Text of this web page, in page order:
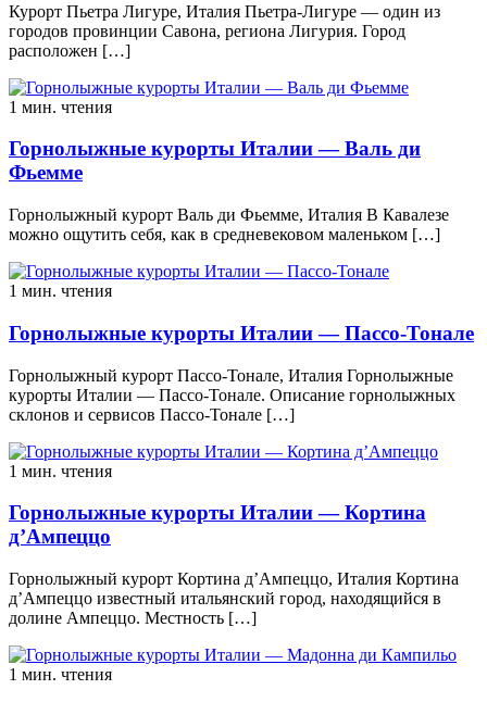
Курорт Пьетра Лигуре, Италия Пьетра-Лигуре — один из
городов провинции Савона, региона Лигурия. Город
расположен […]
1 мин. чтения
Горнолыжные курорты Италии — Валь ди
Фьемме
Горнолыжный курорт Валь ди Фьемме, Италия В Кавалезе
можно ощутить себя, как в средневековом маленьком […]
1 мин. чтения
Горнолыжные курорты Италии — Пассо-Тонале
Горнолыжный курорт Пассо-Тонале, Италия Горнолыжные
курорты Италии — Пассо-Тонале. Описание горнолыжных
склонов и сервисов Пассо-Тонале […]
1 мин. чтения
Горнолыжные курорты Италии — Кортина
д’Ампеццо
Горнолыжный курорт Кортина д’Ампеццо, Италия Кортина
д’Ампеццо известный итальянский город, находящийся в
долине Ампеццо. Местность […]
1 мин. чтения